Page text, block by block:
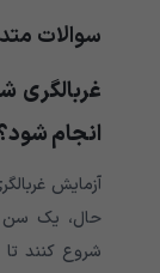
سوالات
غربالگری
انجام
آزمایش
حال، یک سن
شروع کنند